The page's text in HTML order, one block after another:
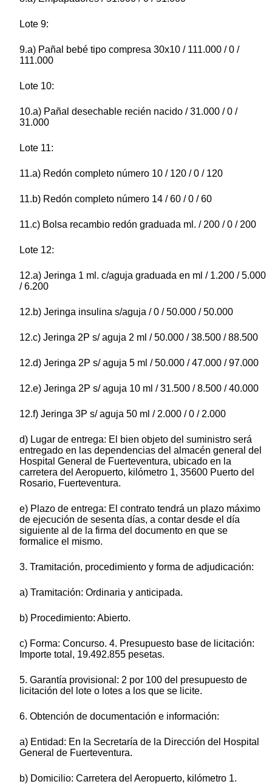
Lote 9:
9.a) Pañal bebé tipo compresa 30x10 / 111.000 / 0 /
111.000
Lote 10:
10.a) Pañal desechable recién nacido / 31.000 / 0 /
31.000
Lote 11:
11.a) Redón completo número 10 / 120 / 0 / 120
11.b) Redón completo número 14 / 60 / 0 / 60
11.c) Bolsa recambio redón graduada ml. / 200 / 0 / 200
Lote 12:
12.a) Jeringa 1 ml. c/aguja graduada en ml / 1.200 / 5.000
/ 6.200
12.b) Jeringa insulina s/aguja / 0 / 50.000 / 50.000
12.c) Jeringa 2P s/ aguja 2 ml / 50.000 / 38.500 / 88.500
12.d) Jeringa 2P s/ aguja 5 ml / 50.000 / 47.000 / 97.000
12.e) Jeringa 2P s/ aguja 10 ml / 31.500 / 8.500 / 40.000
12.f) Jeringa 3P s/ aguja 50 ml / 2.000 / 0 / 2.000
d) Lugar de entrega: El bien objeto del suministro será
entregado en las dependencias del almacén general del
Hospital General de Fuerteventura, ubicado en la
carretera del Aeropuerto, kilómetro 1, 35600 Puerto del
Rosario, Fuerteventura.
e) Plazo de entrega: El contrato tendrá un plazo máximo
de ejecución de sesenta días, a contar desde el día
siguiente al de la firma del documento en que se
formalice el mismo.
3. Tramitación, procedimiento y forma de adjudicación:
a) Tramitación: Ordinaria y anticipada.
b) Procedimiento: Abierto.
c) Forma: Concurso. 4. Presupuesto base de licitación:
Importe total, 19.492.855 pesetas.
5. Garantía provisional: 2 por 100 del presupuesto de
licitación del lote o lotes a los que se licite.
6. Obtención de documentación e información:
a) Entidad: En la Secretaría de la Dirección del Hospital
General de Fuerteventura.
b) Domicilio: Carretera del Aeropuerto, kilómetro 1.